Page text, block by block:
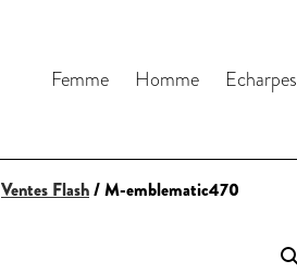
Femme Homme Echarpes
Ventes Flash/ M-emblematic470